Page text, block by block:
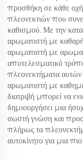
προσθήκη σε κάθε
πλεονεκτιών που
καθισμού. Με την
αρωματιστή με καθαρή
αρωματιστή με
αποτελεσματικό
πλεονεκτήματα
αρωματιστή με
διατριβή μπορεί να
δημιουργήσει μια
σωστή γνώση και
πλήρως τα
αυτοκίνητο για μια